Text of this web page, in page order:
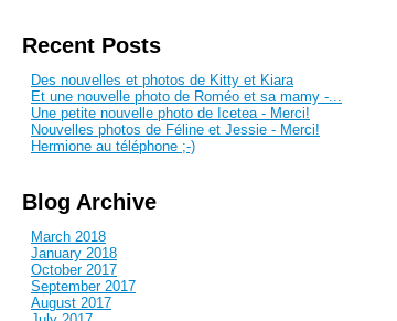
Recent Posts
Des nouvelles et photos de Kitty et Kiara
Et une nouvelle photo de Roméo et sa mamy -...
Une petite nouvelle photo de Icetea - Merci!
Nouvelles photos de Féline et Jessie - Merci!
Hermione au téléphone ;-)
Blog Archive
March 2018
January 2018
October 2017
September 2017
August 2017